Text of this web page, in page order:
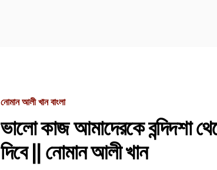
নোমান আলী খান বাংলা
ভালো কাজ আমাদেরকে বন্দিদশা
দিবে || নোমান আলী খান